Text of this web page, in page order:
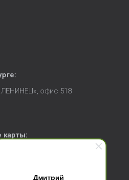
Дмитрий
:
офис 518
карты: